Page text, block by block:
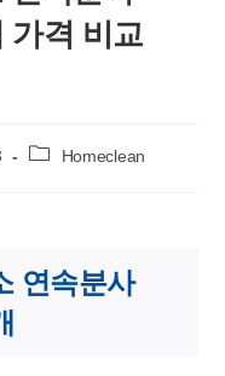
가격 비교
Post
Homeclean
연속분사